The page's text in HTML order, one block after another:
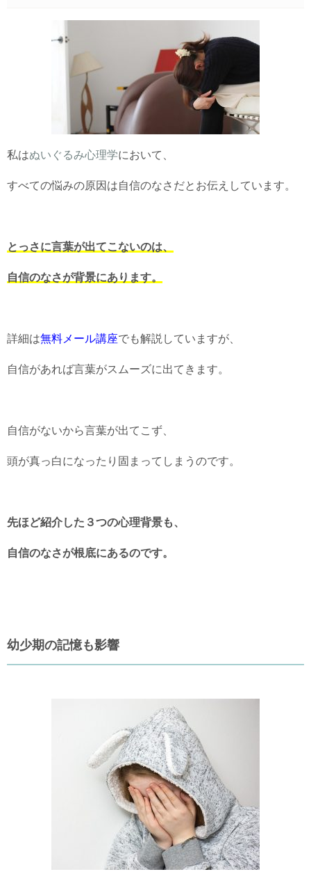
私はぬいぐるみ心理学において、
すべての悩みの原因は自信のなさだとお伝えしています。
とっさに言葉が出てこないのは、
自信のなさが背景にあります。
詳細は無料メール講座でも解説していますが、
自信があれば言葉がスムーズに出てきます。
自信がないから言葉が出てこず、
頭が真っ白になったり固まってしまうのです。
先ほど紹介した３つの心理背景も、
自信のなさが根底にあるのです。
幼少期の記憶も影響